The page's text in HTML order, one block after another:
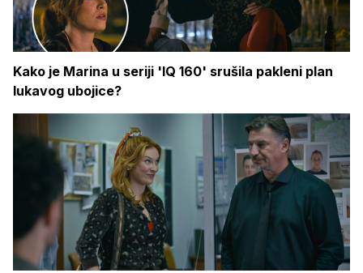
Kako je Marina u seriji 'IQ 160' srušila pakleni plan
lukavog ubojice?